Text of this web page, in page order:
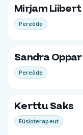
Mirjam Liibert
Pereõde
Sandra Oppar
Pereõde
Kerttu Saks
Füsioterapeut